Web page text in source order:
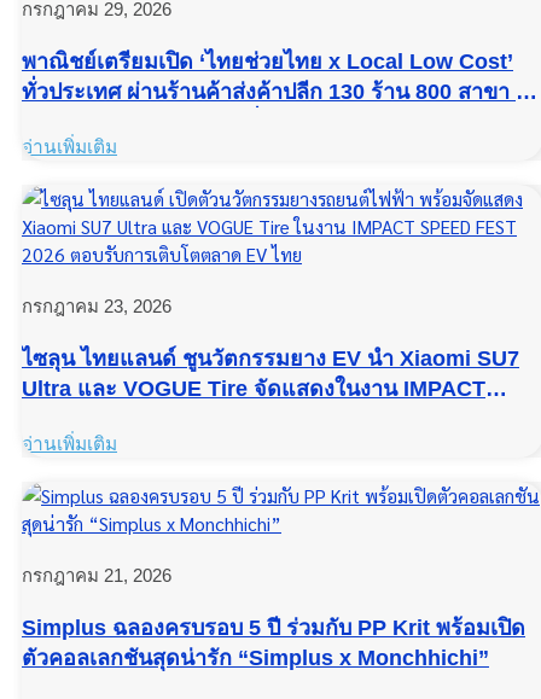
กรกฎาคม 29, 2026
พาณิชย์เตรียมเปิด ‘ไทยช่วยไทย x Local Low Cost’
ทั่วประเทศ ผ่านร้านค้าส่งค้าปลีก 130 ร้าน 800 สาขา ล
อ่านเพิ่มเติม
กรกฎาคม 23, 2026
ไซลุน ไทยแลนด์ ชูนวัตกรรมยาง EV นำ Xiaomi SU7
Ultra และ VOGUE Tire จัดแสดงในงาน IMPACT
อ่านเพิ่มเติม
กรกฎาคม 21, 2026
Simplus ฉลองครบรอบ 5 ปี ร่วมกับ PP Krit พร้อมเปิด
ตัวคอลเลกชันสุดน่ารัก “Simplus x Monchhichi”